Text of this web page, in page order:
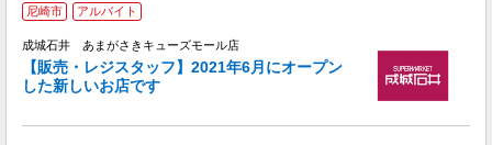
尼崎市 アルバイト
成城石井 あまがさきキューズモール店
【販売・レジスタッフ】2021年6月にオープン
した新しいお店です